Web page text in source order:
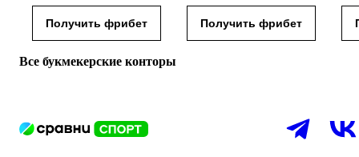
Получить фрибет Получить фрибет
Все букмекерские конторы